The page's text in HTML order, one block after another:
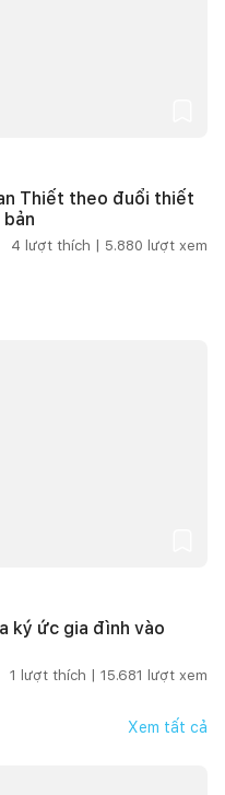
Thiết theo đuổi thiết
4 lượt thích | 5.880 lượt xem
ký ức gia đình vào
1 lượt thích | 15.681 lượt xem
Xem tất cả